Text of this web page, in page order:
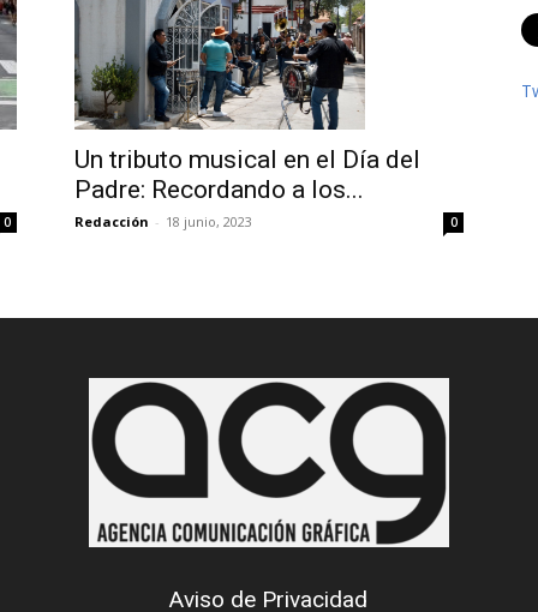
0
Un tributo musical en el Día del
Padre: Recordando a los...
Redacción - 18 junio, 2023 0
Aviso de Privacidad